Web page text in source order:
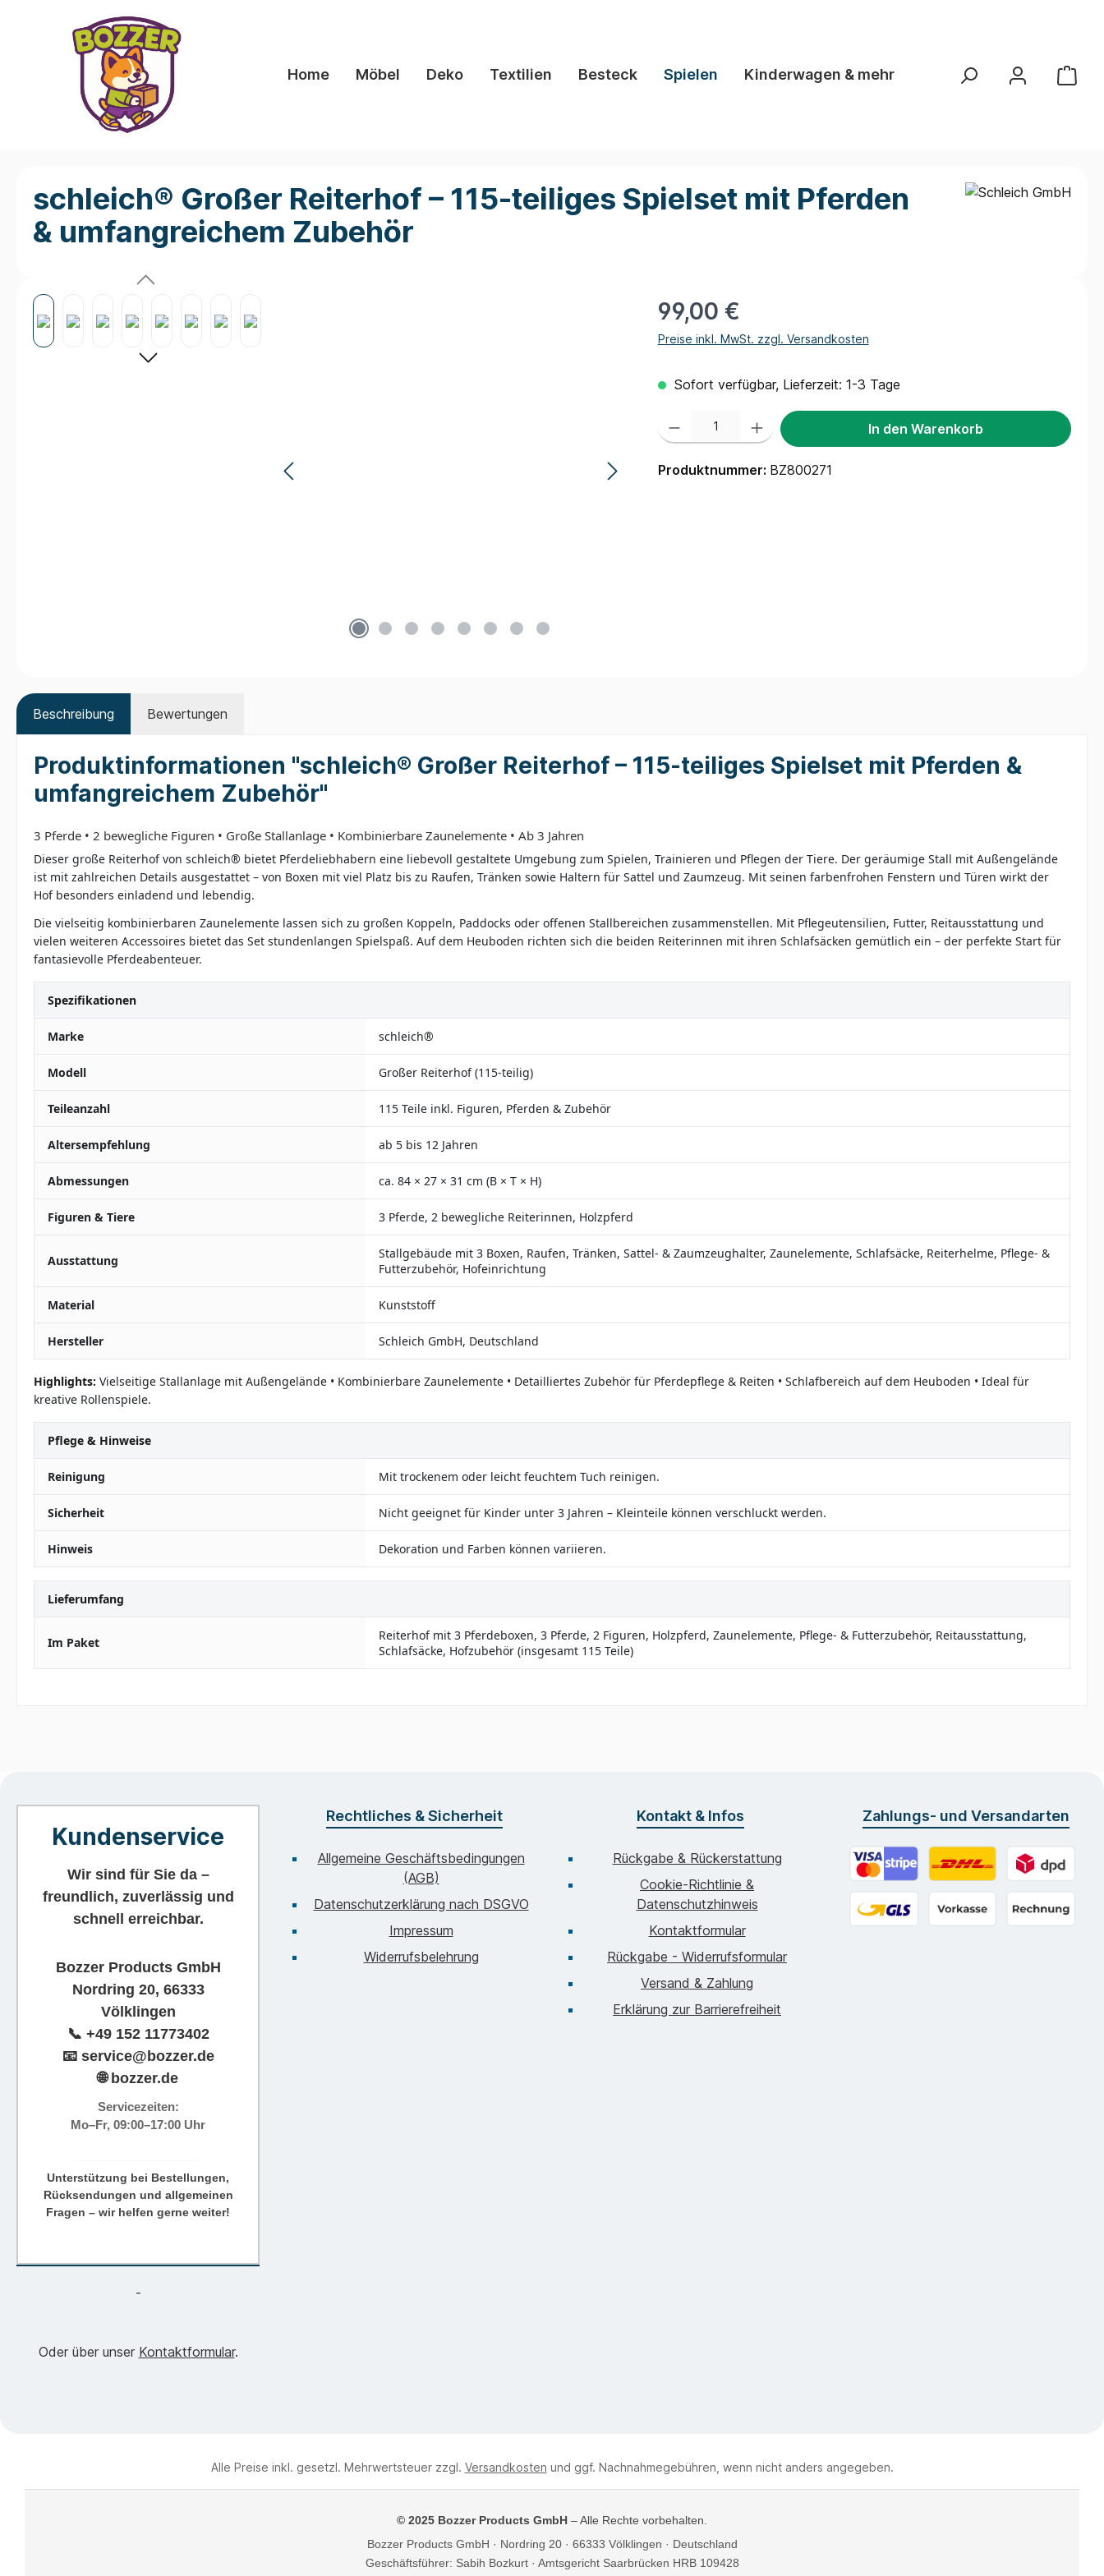
Zur Hauptnavigation springen
Home Möbel Deko Textilien Besteck Spielen Kinderwagen & mehr
schleich® Großer Reiterhof – 115-teiliges Spielset mit Pferden
& umfangreichem Zubehör
Bildergalerie überspringen 99,00 €
Preise inkl. MwSt. zzgl. Versandkosten
Sofort verfügbar, Lieferzeit: 1-3 Tage
Produkt Anzahl: Gib den gewünschten Wert ein oder benutze die Schaltflächen um die
In den Warenkorb
Produktnummer: BZ800271
Beschreibung Bewertungen
Produktinformationen "schleich® Großer Reiterhof – 115-teiliges Spielset mit Pferden &
umfangreichem Zubehör"
3 Pferde • 2 bewegliche Figuren • Große Stallanlage • Kombinierbare Zaunelemente • Ab 3 Jahren
Dieser große Reiterhof von schleich® bietet Pferdeliebhabern eine liebevoll gestaltete Umgebung zum Spielen, Trainieren und Pflegen der Tiere. Der geräumige Stall mit Außengelände
ist mit zahlreichen Details ausgestattet – von Boxen mit viel Platz bis zu Raufen, Tränken sowie Haltern für Sattel und Zaumzeug. Mit seinen farbenfrohen Fenstern und Türen wirkt der
Hof besonders einladend und lebendig.
Die vielseitig kombinierbaren Zaunelemente lassen sich zu großen Koppeln, Paddocks oder offenen Stallbereichen zusammenstellen. Mit Pflegeutensilien, Futter, Reitausstattung und
vielen weiteren Accessoires bietet das Set stundenlangen Spielspaß. Auf dem Heuboden richten sich die beiden Reiterinnen mit ihren Schlafsäcken gemütlich ein – der perfekte Start für
fantasievolle Pferdeabenteuer.
Spezifikationen
Marke schleich®
Modell Großer Reiterhof (115-teilig)
Teileanzahl 115 Teile inkl. Figuren, Pferden & Zubehör
Altersempfehlung ab 5 bis 12 Jahren
Abmessungen ca. 84 × 27 × 31 cm (B × T × H)
Figuren & Tiere 3 Pferde, 2 bewegliche Reiterinnen, Holzpferd
Ausstattung
Stallgebäude mit 3 Boxen, Raufen, Tränken, Sattel- & Zaumzeughalter, Zaunelemente, Schlafsäcke, Reiterhelme, Pflege- &
Futterzubehör, Hofeinrichtung
Material Kunststoff
Hersteller Schleich GmbH, Deutschland
Highlights: Vielseitige Stallanlage mit Außengelände • Kombinierbare Zaunelemente • Detailliertes Zubehör für Pferdepflege & Reiten • Schlafbereich auf dem Heuboden • Ideal für
kreative Rollenspiele.
Pflege & Hinweise
Reinigung Mit trockenem oder leicht feuchtem Tuch reinigen.
Sicherheit Nicht geeignet für Kinder unter 3 Jahren – Kleinteile können verschluckt werden.
Hinweis Dekoration und Farben können variieren.
Lieferumfang
Im Paket
Reiterhof mit 3 Pferdeboxen, 3 Pferde, 2 Figuren, Holzpferd, Zaunelemente, Pflege- & Futterzubehör, Reitausstattung,
Schlafsäcke, Hofzubehör (insgesamt 115 Teile)
Kundenservice
Wir sind für Sie da –
freundlich, zuverlässig und
schnell erreichbar.
Bozzer Products GmbH
Nordring 20, 66333
Völklingen
📞 +49 152 11773402
📧 service@bozzer.de
🌐 bozzer.de
Servicezeiten:
Mo–Fr, 09:00–17:00 Uhr
Unterstützung bei Bestellungen,
Rücksendungen und allgemeinen
Fragen – wir helfen gerne weiter!
-
Oder über unser Kontaktformular.
Rechtliches & Sicherheit
Allgemeine Geschäftsbedingungen
(AGB)
Datenschutzerklärung nach DSGVO
Impressum
Widerrufsbelehrung
Kontakt & Infos
Rückgabe & Rückerstattung
Cookie-Richtlinie &
Datenschutzhinweis
Kontaktformular
Rückgabe - Widerrufsformular
Versand & Zahlung
Erklärung zur Barrierefreiheit
Zahlungs- und Versandarten
Online zahlenDHL - 5.99€DPD -
Alle Preise inkl. gesetzl. Mehrwertsteuer zzgl. Versandkosten und ggf. Nachnahmegebühren, wenn nicht anders angegeben.
© 2025 Bozzer Products GmbH – Alle Rechte vorbehalten.
Bozzer Products GmbH · Nordring 20 · 66333 Völklingen · Deutschland
Geschäftsführer: Sabih Bozkurt · Amtsgericht Saarbrücken HRB 109428